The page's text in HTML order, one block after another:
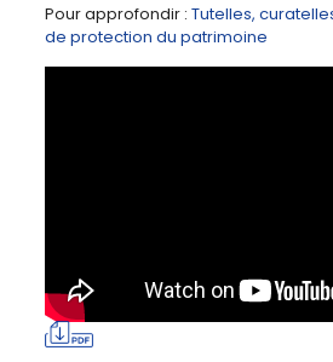
Pour approfondir : Tutelles,
de protection du patrimoine